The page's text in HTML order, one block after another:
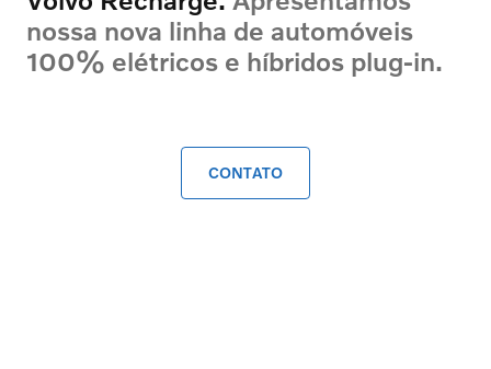
nossa nova linha de automóveis
100% elétricos e híbridos plug-in.
CONTATO